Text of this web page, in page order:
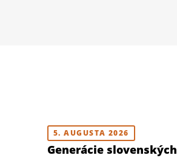
5. AUGUSTA 2026
Generácie slovenských